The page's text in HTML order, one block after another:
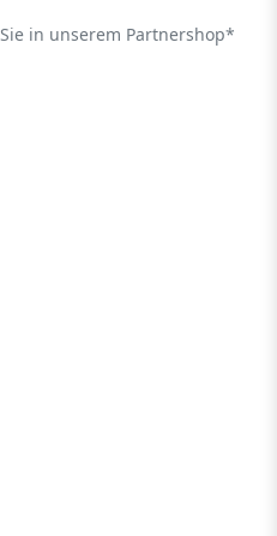
in unserem Partnershop*